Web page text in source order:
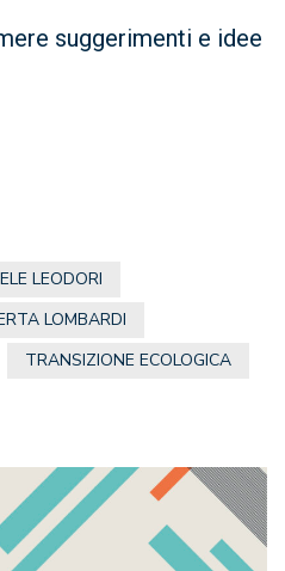
suggerimenti e idee
LEODORI
LOMBARDI
TRANSIZIONE ECOLOGICA